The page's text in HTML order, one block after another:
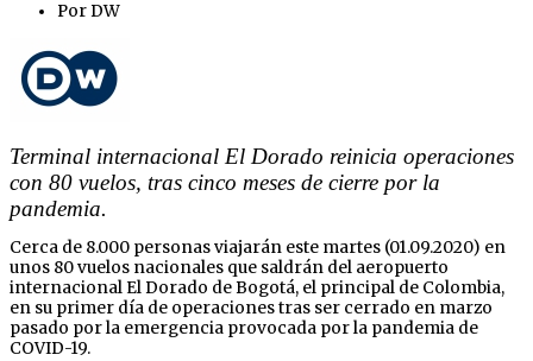
Por DW
Terminal internacional El Dorado reinicia operaciones
con 80 vuelos, tras cinco meses de cierre por la
pandemia.
Cerca de 8.000 personas viajarán este martes (01.09.2020) en
unos 80 vuelos nacionales que saldrán del aeropuerto
internacional El Dorado de Bogotá, el principal de Colombia,
en su primer día de operaciones tras ser cerrado en marzo
pasado por la emergencia provocada por la pandemia de
COVID-19.